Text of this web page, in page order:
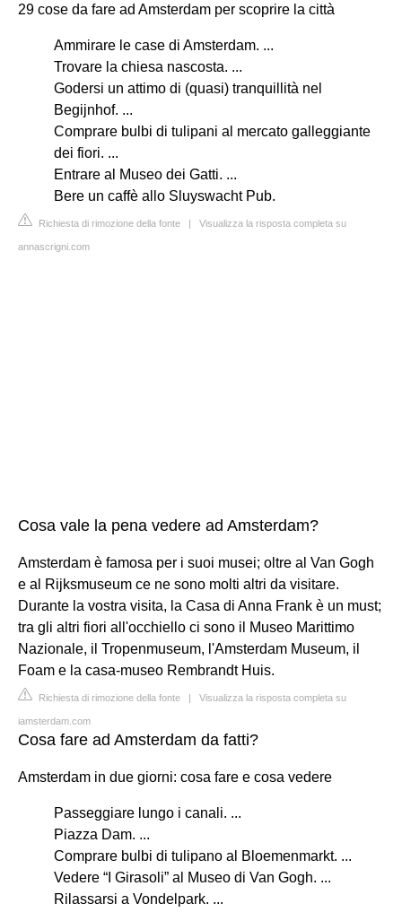
29 cose da fare ad Amsterdam per scoprire la città
Ammirare le case di Amsterdam. ...
Trovare la chiesa nascosta. ...
Godersi un attimo di (quasi) tranquillità nel
Begijnhof. ...
Comprare bulbi di tulipani al mercato galleggiante
dei fiori. ...
Entrare al Museo dei Gatti. ...
Bere un caffè allo Sluyswacht Pub.
Richiesta di rimozione della fonte | Visualizza la risposta completa su
annascrigni.com
Cosa vale la pena vedere ad Amsterdam?
Amsterdam è famosa per i suoi musei; oltre al Van Gogh
e al Rijksmuseum ce ne sono molti altri da visitare.
Durante la vostra visita, la Casa di Anna Frank è un must;
tra gli altri fiori all'occhiello ci sono il Museo Marittimo
Nazionale, il Tropenmuseum, l'Amsterdam Museum, il
Foam e la casa-museo Rembrandt Huis.
Richiesta di rimozione della fonte | Visualizza la risposta completa su
iamsterdam.com
Cosa fare ad Amsterdam da fatti?
Amsterdam in due giorni: cosa fare e cosa vedere
Passeggiare lungo i canali. ...
Piazza Dam. ...
Comprare bulbi di tulipano al Bloemenmarkt. ...
Vedere “I Girasoli” al Museo di Van Gogh. ...
Rilassarsi a Vondelpark. ...